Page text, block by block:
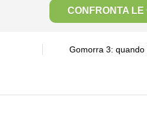
CONFRONTA
Gomorra 3: